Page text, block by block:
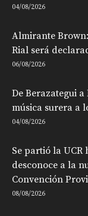
04/08/2026
Almirante
Rial será
06/08/2026
De Berazategui
música surera a
04/08/2026
Se partió la UCR
desconoce a la
Convención
08/08/2026